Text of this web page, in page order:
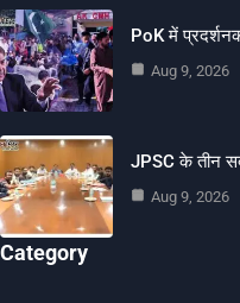
PoK में
Aug 9, 2026
JPSC के तीन
Aug 9, 2026
Category